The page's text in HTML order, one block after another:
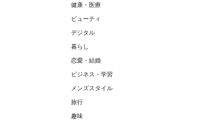
健康・医療
ビューティ
デジタル
暮らし
恋愛・結婚
ビジネス・学習
メンズスタイル
旅行
趣味